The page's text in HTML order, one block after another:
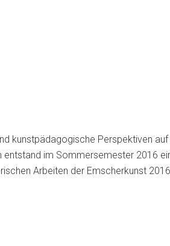
kunstpädagogische Perspektiven auf
entstand im Sommersemester 2016
Arbeiten der Emscherkunst